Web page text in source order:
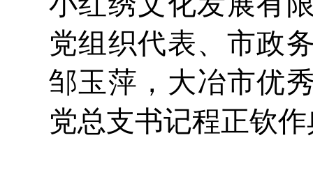
党组织代表、市政
邹玉萍，大冶市优
党总支书记程正钦